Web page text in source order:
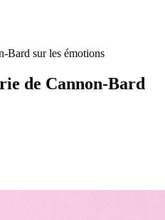
Bard sur les émotions
de Cannon-Bard